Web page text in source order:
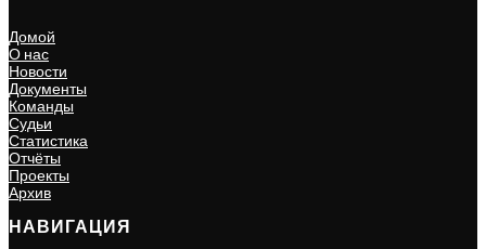
Домой
О нас
Новости
Документы
Команды
Судьи
Статистика
Отчёты
Проекты
Архив
НАВИГАЦИЯ